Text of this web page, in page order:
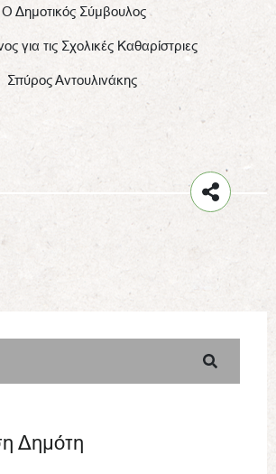
Ο Δημοτικός Σύμβουλος
για τις Σχολικές Καθαρίστριες
Σπύρος Αντουλινάκης
Δημότη